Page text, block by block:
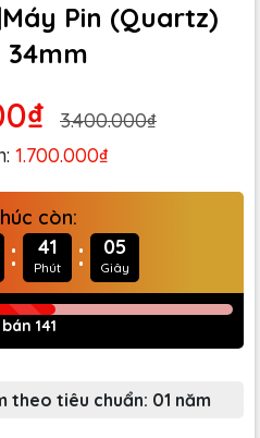
Pin (Quartz)
34mm
3.400.000₫
1.700.000₫
còn:
: 41
Phút : 03
Giây
141
theo tiêu chuẩn: 01 năm